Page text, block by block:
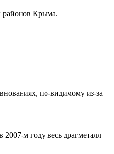
районов Крыма.
по-видимому из-за
м году весь драгметалл